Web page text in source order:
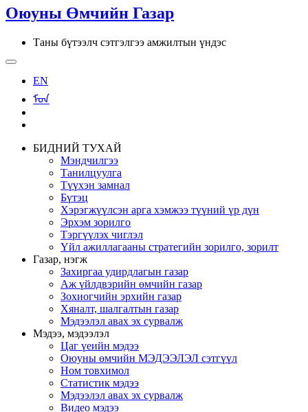
Оюуны Өмчийн Газар
Таны бүтээлч сэтгэлгээ амжилтын үндэс
EN
ᠮᠣᠨ
БИДНИЙ ТУХАЙ
Мэндчилгээ
Танилцуулга
Түүхэн замнал
Бүтэц
Хэрэгжүүлсэн арга хэмжээ түүний үр дүн
Эрхэм зорилго
Тэргүүлэх чиглэл
Үйл ажиллагааны стратегийн зорилго, зорилт
Газар, нэгж
Захиргаа удирдлагын газар
Аж үйлдвэрийн өмчийн газар
Зохиогчийн эрхийн газар
Хяналт, шалгалтын газар
Мэдээлэл авах эх сурвалж
Мэдээ, мэдээлэл
Цаг үеийн мэдээ
Оюуны өмчийн МЭДЭЭЛЭЛ сэтгүүл
Ном товхимол
Статистик мэдээ
Мэдээлэл авах эх сурвалж
Видео мэдээ